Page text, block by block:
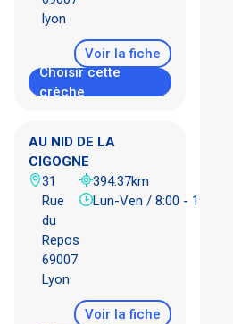
lyon
Voir la fiche
Choisir cette
crèche
AU NID DE LA
CIGOGNE
31
Rue
du
Repos
69007
Lyon
394.37km
Lun-Ven / 8:00 - 19:00
Voir la fiche